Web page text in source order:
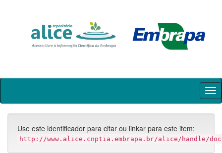
Skip
Use este identificador para citar ou linkar para este item:
http://www.alice.cnptia.embrapa.br/alice/handle/doc/